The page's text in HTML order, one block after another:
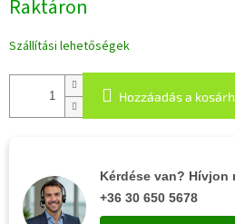
Raktáron
Szállítási lehetőségek
Hozzáadás a
Kérdése van?
+36 30 650 5678